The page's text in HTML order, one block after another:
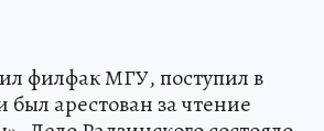
филфак МГУ, поступил в
был арестован за чтение